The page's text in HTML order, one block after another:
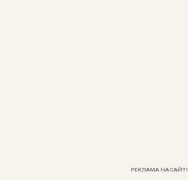
РЕКЛАМА НА САЙТІ